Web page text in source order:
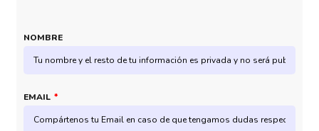
NOMBRE
EMAIL